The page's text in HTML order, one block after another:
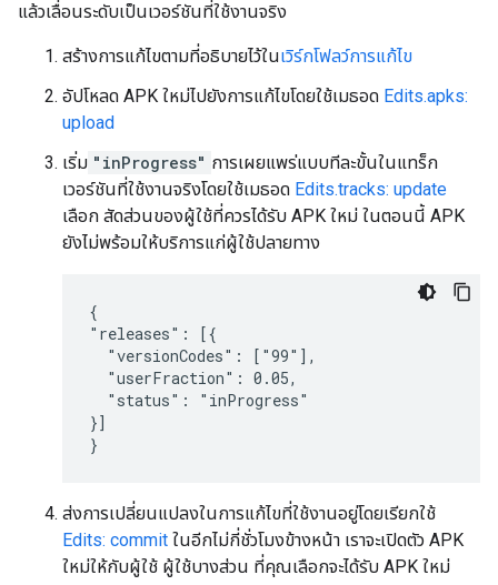
แล้วเลื่อนระดับเป็นเวอร์ชันที่ใช้งานจริง
สร้างการแก้ไขตามที่อธิบายไว้ในเวิร์กโฟลว์การแก้ไข
อัปโหลด APK ใหม่ไปยังการแก้ไขโดยใช้เมธอด Edits.apks:
upload
เริ่ม "inProgress" การเผยแพร่แบบทีละขั้นในแทร็ก
เวอร์ชันที่ใช้งานจริงโดยใช้เมธอด Edits.tracks: update
เลือก สัดส่วนของผู้ใช้ที่ควรได้รับ APK ใหม่ ในตอนนี้ APK
ยังไม่พร้อมให้บริการแก่ผู้ใช้ปลายทาง
{
"releases": [{
  "versionCodes": ["99"],
  "userFraction": 0.05,
  "status": "inProgress"
}]
}
ส่งการเปลี่ยนแปลงในการแก้ไขที่ใช้งานอยู่โดยเรียกใช้
Edits: commit ในอีกไม่กี่ชั่วโมงข้างหน้า เราจะเปิดตัว APK
ใหม่ให้กับผู้ใช้ ผู้ใช้บางส่วน ที่คุณเลือกจะได้รับ APK ใหม่